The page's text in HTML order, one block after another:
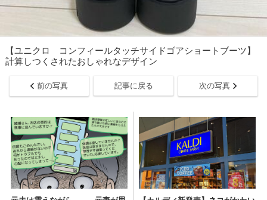
【ユニクロ コンフィールタッチサイドゴアショートブーツ】
計算しつくされたおしゃれなデザイン
前の写真 記事に戻る 次の写真